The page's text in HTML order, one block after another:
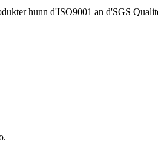
hunn d'ISO9001 an d'SGS